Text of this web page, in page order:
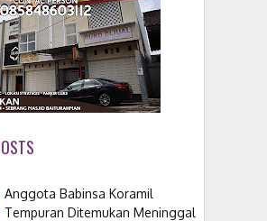
Anggota Babinsa Koramil
Tempuran Ditemukan Meninggal